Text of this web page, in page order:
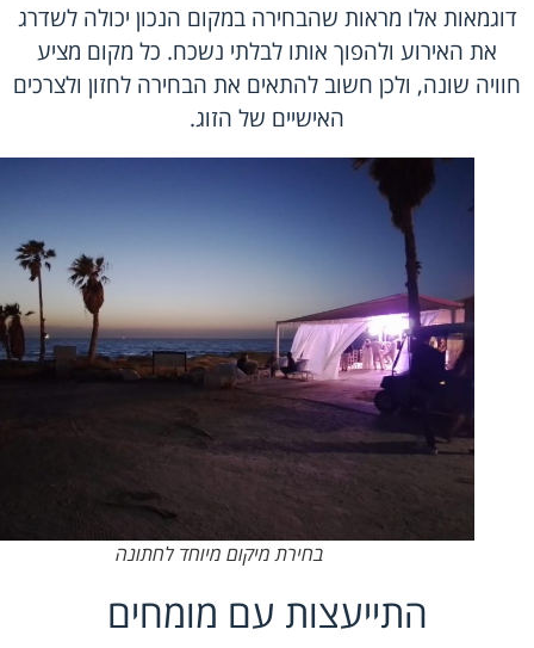
דוגמאות אלו מראות שהבחירה במקום הנכון יכולה לשדרג
את האירוע ולהפוך אותו לבלתי נשכח. כל מקום מציע
חוויה שונה, ולכן חשוב להתאים את הבחירה לחזון ולצרכים
האישיים של הזוג.
בחירת מיקום מיוחד לחתונה
התייעצות עם מומחים